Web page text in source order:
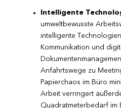
Intelligente
umweltbewusste
intelligente
Kommunikation und
Anfahrtswege zu
Papierchaos im Büro
Arbeit verringert
Quadratmeterbedarf im